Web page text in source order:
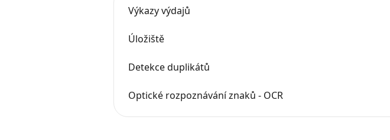
Výkazy výdajů
Úložiště
Detekce duplikátů
Optické rozpoznávání znaků - OCR